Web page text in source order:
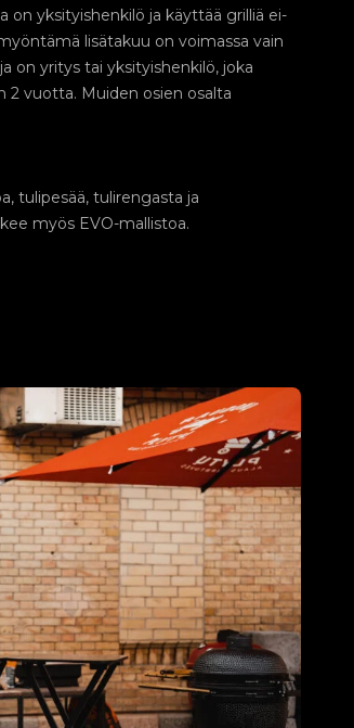
on yksityishenkilö ja käyttää grilliä ei-
lisätakuu on voimassa vain
on yritys tai yksityishenkilö, joka
2 vuotta. Muiden osien osalta
tulipesää, tulirengasta ja
myös EVO-mallistoa.